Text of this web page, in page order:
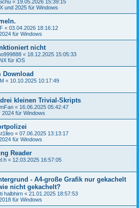
« 19.05.2026 15:39:15
und 2025 für Windows
« 03.04.2026 18:16:12
für Windows
nicht
« 18.12.2025 15:05:33
für iOS
Download
« 10.10.2025 10:17:49
kleinen Trivial-Skripts
« 16.06.2025 05:42:47
2024 für Windows
« 07.06.2025 13:13:17
für Windows
Reader
« 12.03.2025 16:57:05
- A4-große Grafik nur gekachelt
nicht gekachelt?
halbhirn « 21.01.2025 18:57:53
für Windows